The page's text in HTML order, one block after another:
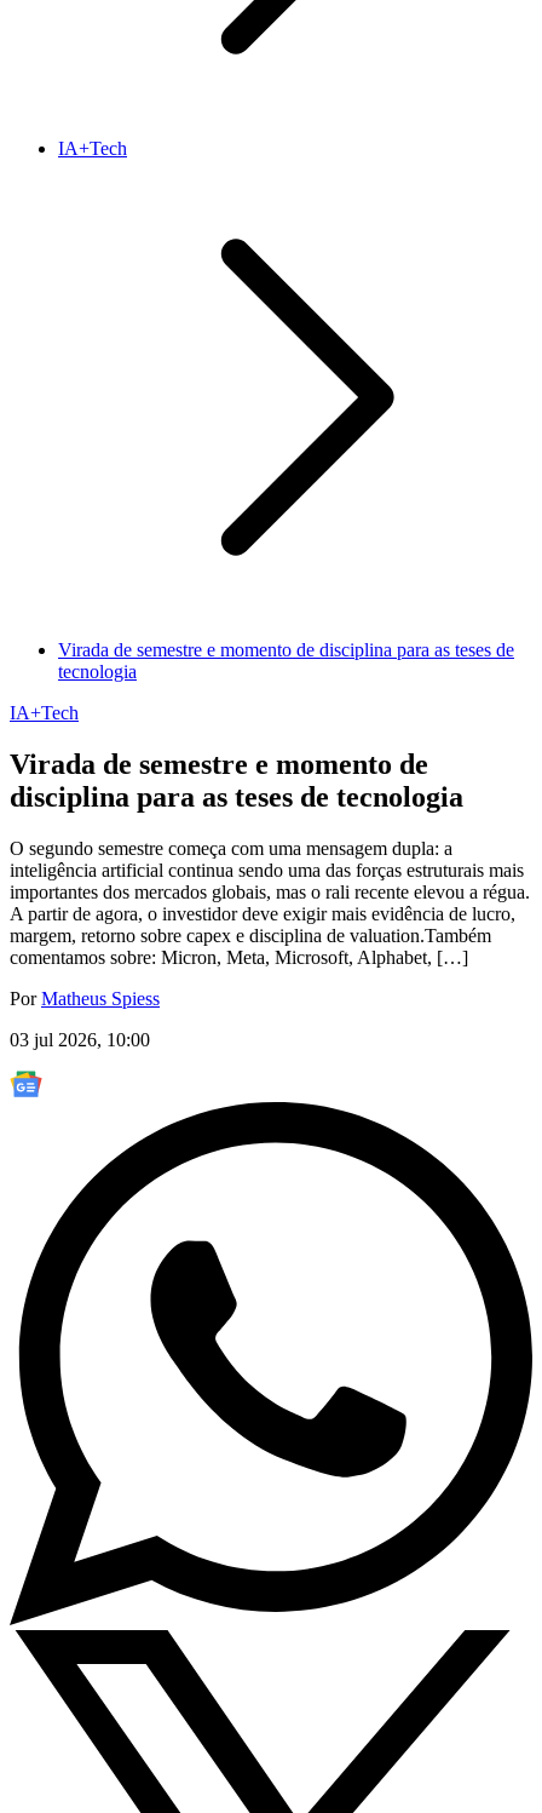
IA+Tech
Virada de semestre e momento de disciplina para as teses de
tecnologia
IA+Tech
Virada de semestre e momento de
disciplina para as teses de tecnologia
O segundo semestre começa com uma mensagem dupla: a
inteligência artificial continua sendo uma das forças estruturais mais
importantes dos mercados globais, mas o rali recente elevou a régua.
A partir de agora, o investidor deve exigir mais evidência de lucro,
margem, retorno sobre capex e disciplina de valuation.Também
comentamos sobre: Micron, Meta, Microsoft, Alphabet, […]
PorMatheus Spiess
03 jul 2026, 10:00